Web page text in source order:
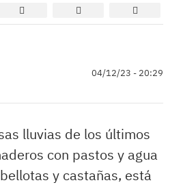
04/12/23 - 20:29
lluvias de los últimos
con pastos y agua
y castañas, está